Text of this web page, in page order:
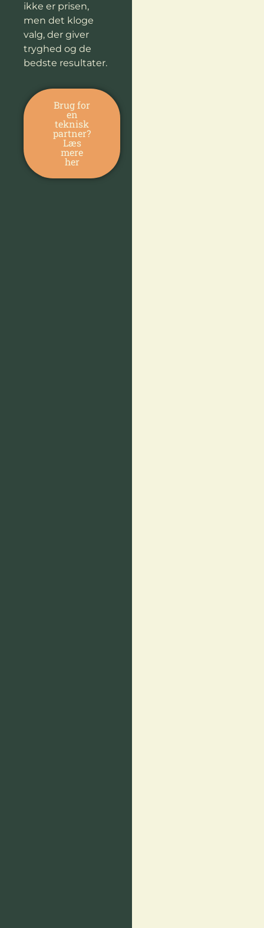
ikke er prisen,
men det kloge
valg, der giver
tryghed og de
bedste resultater.
Brug for
en
teknisk
partner?
Læs
mere
her